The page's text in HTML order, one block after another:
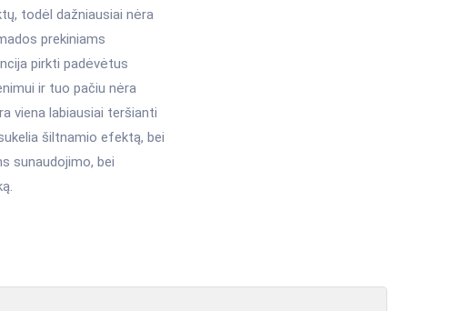
todėl dažniausiai nėra
prekiniams
pirkti padėvėtus
ir tuo pačiu nėra
viena labiausiai teršianti
šiltnamio efektą, bei
sunaudojimo, bei